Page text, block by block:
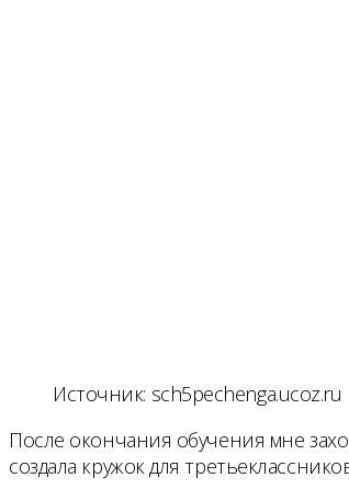
Источник: sch5pechenga.ucoz.ru
После окончания обучения мне
создала кружок для